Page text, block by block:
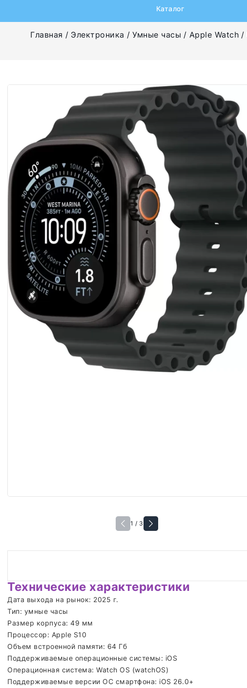
Каталог
Главная Электроника Умные часы Apple Watch
1 / 3
Технические характеристики
Дата выхода на рынок: 2025 г.
Тип: умные часы
Размер корпуса: 49 мм
Процессор: Apple S10
Объем встроенной памяти: 64 Гб
Поддерживаемые операционные системы: iOS
Операционная система: Watch OS (watchOS)
Поддерживаемые версии ОС смартфона: iOS 26.0+